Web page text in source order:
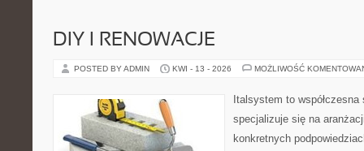
DIY I RENOWACJE
POSTED BY ADMIN KWI - 13 - 2026 MOŻLIWOŚĆ
Italsystem to
specjalizuje się na
konkretnych